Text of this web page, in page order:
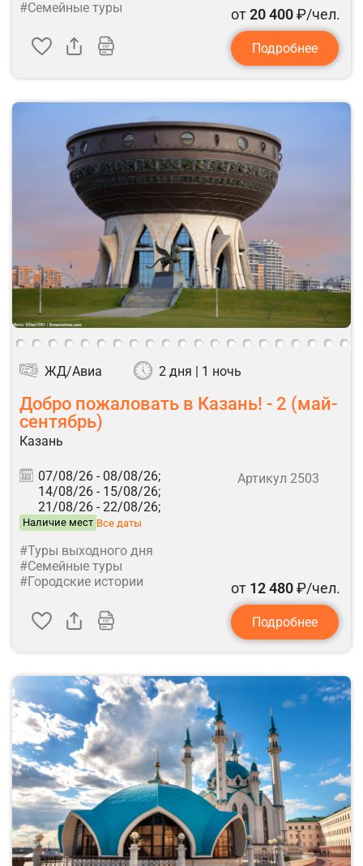
#Семейные туры
от20 400₽/чел.
Подробнее
ЖД/Авиа 2 дня | 1 ночь
Добро пожаловать в Казань! - 2 (май-
сентябрь)
Казань
07/08/26 - 08/08/26;
14/08/26 - 15/08/26;
21/08/26 - 22/08/26;
Наличие мест Все даты
Артикул 2503
#Туры выходного дня
#Семейные туры
#Городские истории
от 12 480₽/чел.
Подробнее